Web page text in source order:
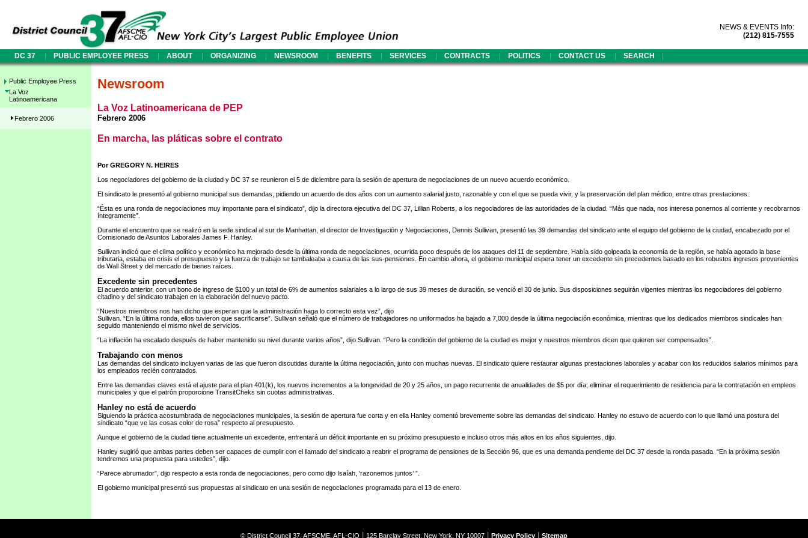
NEWS & EVENTS Info:
(212) 815-7555
DC 37 | PUBLIC EMPLOYEE PRESS | ABOUT | ORGANIZING | NEWSROOM | BENEFITS | SERVICES | CONTRACTS | POLITICS | CONTACT US | SEARCH |
Public Employee Press
La Voz
Latinoamericana
Febrero 2006
Newsroom
La Voz Latinoamericana de PEP
Febrero 2006
En marcha, las pláticas sobre el contrato
Por GREGORY N. HEIRES
Los negociadores del gobierno de la ciudad y DC 37 se reunieron el 5 de diciembre para la sesión de apertura de negociaciones de un nuevo acuerdo económico.
El sindicato le presentó al gobierno municipal sus demandas, pidiendo un acuerdo de dos años con un aumento salarial justo, razonable y con el que se pueda vivir, y la preservación del plan médico, entre otras prestaciones.
“Ésta es una ronda de negociaciones muy importante para el sindicato”, dijo la directora ejecutiva del DC 37, Lillian Roberts, a los negociadores de las autoridades de la ciudad. “Más que nada, nos interesa ponernos al corriente y recobrarnos
íntegramente”.
Durante el encuentro que se realizó en la sede sindical al sur de Manhattan, el director de Investigación y Negociaciones, Dennis Sullivan, presentó las 39 demandas del sindicato ante el equipo del gobierno de la ciudad, encabezado por el
Comisionado de Asuntos Laborales James F. Hanley.
Sullivan indicó que el clima político y económico ha mejorado desde la última ronda de negociaciones, ocurrida poco después de los ataques del 11 de septiembre. Había sido golpeada la economía de la región, se había agotado la base
tributaria, estaba en crisis el presupuesto y la fuerza de trabajo se tambaleaba a causa de las sus-pensiones. En cambio ahora, el gobierno municipal espera tener un excedente sin precedentes basado en los robustos ingresos provenientes
de Wall Street y del mercado de bienes raíces.
Excedente sin precedentes
El acuerdo anterior, con un bono de ingreso de $100 y un total de 6% de aumentos salariales a lo largo de sus 39 meses de duración, se venció el 30 de junio. Sus disposiciones seguirán vigentes mientras los negociadores del gobierno
citadino y del sindicato trabajen en la elaboración del nuevo pacto.
“Nuestros miembros nos han dicho que esperan que la administración haga lo correcto esta vez”, dijo
Sullivan. “En la última ronda, ellos tuvieron que sacrificarse”. Sullivan señaló que el número de trabajadores no uniformados ha bajado a 7,000 desde la última negociación económica, mientras que los dedicados miembros sindicales han
seguido manteniendo el mismo nivel de servicios.
“La inflación ha escalado después de haber mantenido su nivel durante varios años”, dijo Sullivan. “Pero la condición del gobierno de la ciudad es mejor y nuestros miembros dicen que quieren ser compensados”.
Trabajando con menos
Las demandas del sindicato incluyen varias de las que fueron discutidas durante la última negociación, junto con muchas nuevas. El sindicato quiere restaurar algunas prestaciones laborales y acabar con los reducidos salarios mínimos para
los empleados recién contratados.
Entre las demandas claves está el ajuste para el plan 401(k), los nuevos incrementos a la longevidad de 20 y 25 años, un pago recurrente de anualidades de $5 por día; eliminar el requerimiento de residencia para la contratación en empleos
municipales y que el patrón proporcione TransitCheks sin cuotas administrativas.
Hanley no está de acuerdo
Siguiendo la práctica acostumbrada de negociaciones municipales, la sesión de apertura fue corta y en ella Hanley comentó brevemente sobre las demandas del sindicato. Hanley no estuvo de acuerdo con lo que llamó una postura del
sindicato “que ve las cosas color de rosa” respecto al presupuesto.
Aunque el gobierno de la ciudad tiene actualmente un excedente, enfrentará un déficit importante en su próximo presupuesto e incluso otros más altos en los años siguientes, dijo.
Hanley sugirió que ambas partes deben ser capaces de cumplir con el llamado del sindicato a reabrir el programa de pensiones de la Sección 96, que es una demanda pendiente del DC 37 desde la ronda pasada. “En la próxima sesión
tendremos una propuesta para ustedes”, dijo.
“Parece abrumador”, dijo respecto a esta ronda de negociaciones, pero como dijo Isaíah, ‘razonemos juntos’ ”.
El gobierno municipal presentó sus propuestas al sindicato en una sesión de negociaciones programada para el 13 de enero.
© District Council 37, AFSCME, AFL-CIO 125 Barclay Street, New York, NY 10007 Privacy Policy Sitemap